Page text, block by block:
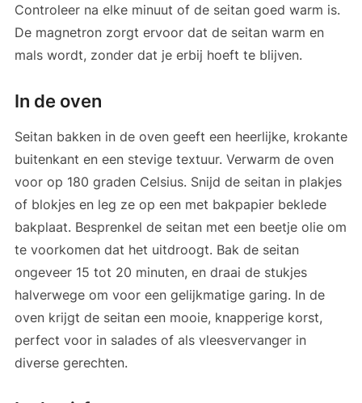
Controleer na elke minuut of de seitan goed warm is.
De magnetron zorgt ervoor dat de seitan warm en
mals wordt, zonder dat je erbij hoeft te blijven.
In de oven
Seitan bakken in de oven geeft een heerlijke, krokante
buitenkant en een stevige textuur. Verwarm de oven
voor op 180 graden Celsius. Snijd de seitan in plakjes
of blokjes en leg ze op een met bakpapier beklede
bakplaat. Besprenkel de seitan met een beetje olie om
te voorkomen dat het uitdroogt. Bak de seitan
ongeveer 15 tot 20 minuten, en draai de stukjes
halverwege om voor een gelijkmatige garing. In de
oven krijgt de seitan een mooie, knapperige korst,
perfect voor in salades of als vleesvervanger in
diverse gerechten.